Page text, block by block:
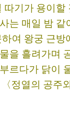
따기가 용이할
는 매일 밤 같
여 왕궁 근방
을 흘려가며
르다가 닭이
정열의 공주